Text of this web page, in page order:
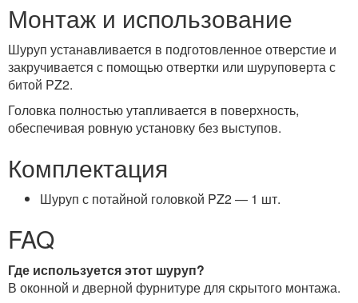
Монтаж и использование
Шуруп устанавливается в подготовленное отверстие и
закручивается с помощью отвертки или шуруповерта с
битой PZ2.
Головка полностью утапливается в поверхность,
обеспечивая ровную установку без выступов.
Комплектация
Шуруп с потайной головкой PZ2 — 1 шт.
FAQ
Где используется этот шуруп?
В оконной и дверной фурнитуре для скрытого монтажа.